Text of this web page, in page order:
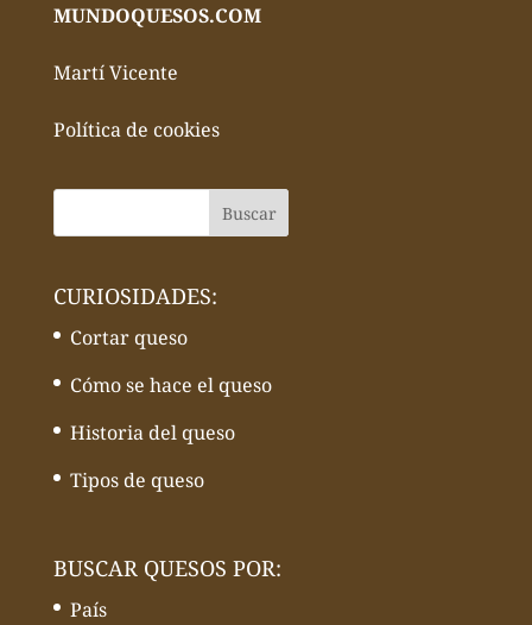
MUNDOQUESOS.COM
Martí Vicente
Política de cookies
CURIOSIDADES:
Cortar queso
Cómo se hace el queso
Historia del queso
Tipos de queso
BUSCAR QUESOS POR:
País